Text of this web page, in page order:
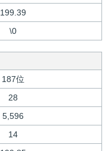
199.39
\0
187位
28
5,596
14